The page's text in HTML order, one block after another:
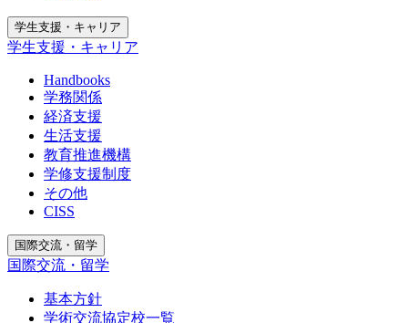
学生支援・キャリア
学生支援・キャリア
Handbooks
学務関係
経済支援
生活支援
教育推進機構
学修支援制度
その他
CISS
国際交流・留学
国際交流・留学
基本方針
学術交流協定校一覧